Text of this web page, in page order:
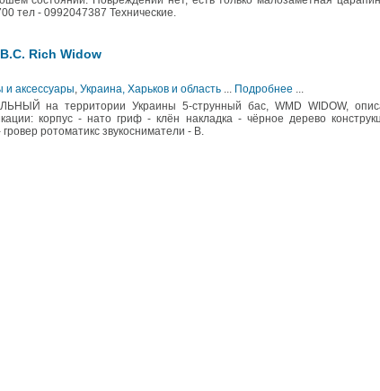
тел - 0992047387 Технические.
Rich Widow
и аксессуары, Украина, Харьков и область ... Подробнее ...
на территории Украины 5-струнный бас, WMD WIDOW,
корпус - нато гриф - клён накладка - чёрное дерево
ротоматикс звукосниматели - B.